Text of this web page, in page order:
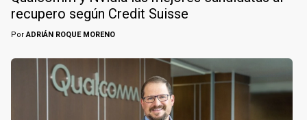
recupero según Credit Suisse
PorADRIÁN ROQUE MORENO